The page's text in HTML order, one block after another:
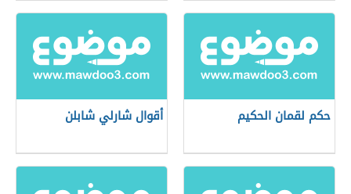
حكم لقمان الحكيم أقوال شارلي شابلن